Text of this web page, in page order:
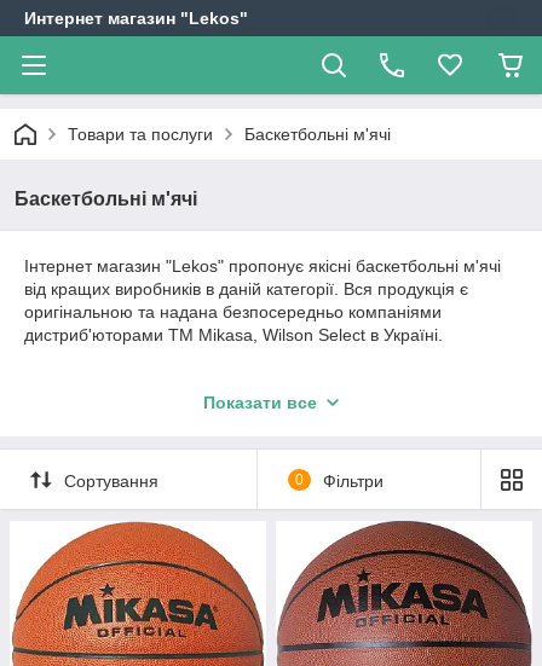
Интернет магазин "Lekos"
Товари та послуги Баскетбольні м'ячі
Баскетбольні м'ячі
Інтернет магазин "Lekos" пропонує якісні баскетбольні м'ячі
від кращих виробників в даній категорії. Вся продукція є
оригінальною та надана безпосередньо компаніями
дистриб'юторами ТМ Mikasa, Wilson Select в Україні.
Віддячимо якістю за довіру до нас!
Показати все
Сортування 0 Фільтри